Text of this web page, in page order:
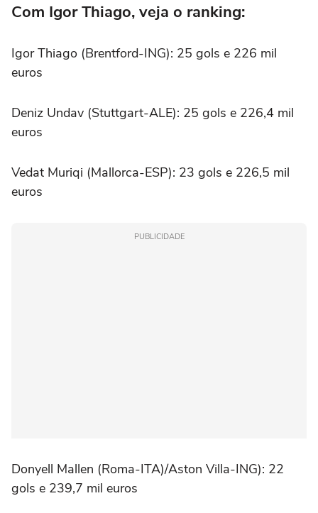
Com Igor Thiago, veja o ranking:
Igor Thiago (Brentford-ING): 25 gols e 226 mil
euros
Deniz Undav (Stuttgart-ALE): 25 gols e 226,4 mil
euros
Vedat Muriqi (Mallorca-ESP): 23 gols e 226,5 mil
euros
PUBLICIDADE
Donyell Mallen (Roma-ITA)/Aston Villa-ING): 22
gols e 239,7 mil euros